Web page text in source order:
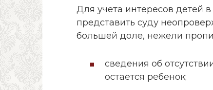
Для учета интересов детей
представить суду
большей доле, нежели
сведения об
остается ребенок;